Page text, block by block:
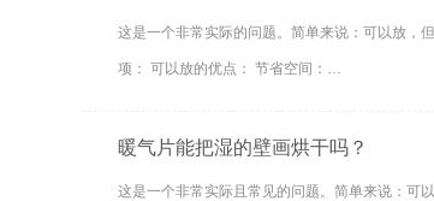
这是一个非常实际的问题。简单来说：可以放，
项： 可以放的优点： 节省空间：…
暖气片能把湿的壁画烘干吗？
这是一个非常实际且常见的问题。简单来说：可